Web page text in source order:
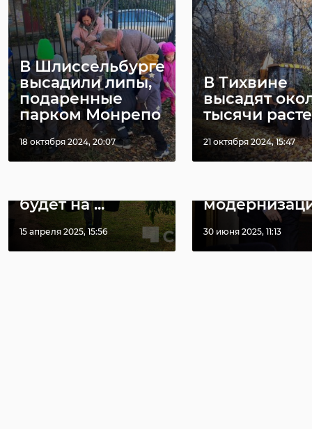
В Шлиссельбурге
высадили липы,
подаренные
парком Монрепо
18 октября 2024, 20:07
В Тихвине
высадят
тысячи
21 октября 2024, 15:47
РЕКОМЕНДУЕМ
Крупные
субботники
будет на ...
15 апреля 2025, 15:56
Александр
30 июня 2025, 11:13